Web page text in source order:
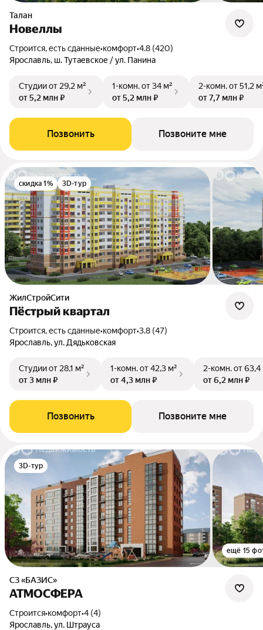
Талан
Новеллы
Строится, есть сданные•комфорт•4.8 (420)
Ярославль, ш. Тутаевское / ул. Панина
Студииот 29,2 м²
от 5,2 млн ₽
1-комн.от 34 м²
от 5,2 млн ₽
2-комн.от 51,2
от 7,7 млн ₽
Позвонить Позвоните мне
скидка 1% 3D-тур
ЖилСтройСити
Пёстрый квартал
Строится, есть сданные•комфорт•3.8 (47)
Ярославль, ул. Дядьковская
Студииот 28,1 м²
от 3 млн ₽
1-комн.от 42,3 м²
от 4,3 млн ₽
2-комн.от 63,4
от 6,2 млн ₽
Позвонить Позвоните мне
3D-тур
ещё 15
СЗ «БАЗИС»
АТМОСФЕРА
Строится•комфорт•4 (4)
Ярославль, ул. Штрауса